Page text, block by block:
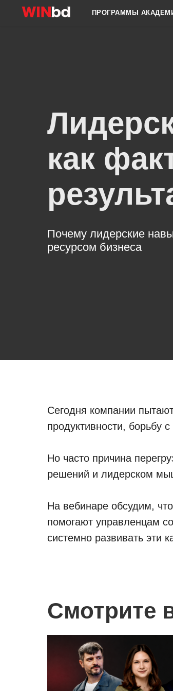
ПРОГРАММЫ
как
Почему лидерские
ресурсом бизнеса
Сегодня компании
продуктивности, борьбу
Но часто причина
решений и лидерском
На вебинаре обсудим,
помогают управленцам
системно развивать эти
Смотрите